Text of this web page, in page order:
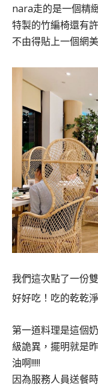
nara走的是一個精
特製的竹編椅還有
不由得貼上一個網
我們這次點了一份
好好吃！吃的乾乾
第一道料理是這個
級詭異，擺明就是
油啊!!!!!
因為服務人員送餐